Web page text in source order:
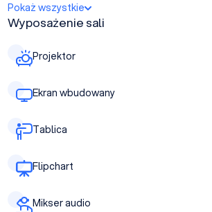
Pokaż wszystkie
Wyposażenie sali
Projektor
Ekran wbudowany
Tablica
Flipchart
Mikser audio